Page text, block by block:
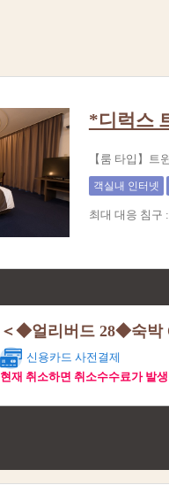
*디럭스
【룸 타입】트
객실내 인터넷
최대 대응 침구 :
＜◆얼리버드 28◆숙박
신용카드 사전결제
현재 취소하면 취소수수료가 발